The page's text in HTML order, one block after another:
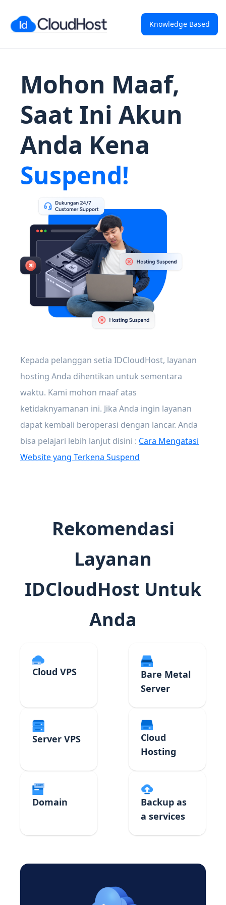
Knowledge Based
Mohon Maaf,
Saat Ini Akun
Anda Kena
Suspend!
Kepada pelanggan setia IDCloudHost, layanan
hosting Anda dihentikan untuk sementara
waktu. Kami mohon maaf atas
ketidaknyamanan ini. Jika Anda ingin layanan
dapat kembali beroperasi dengan lancar. Anda
bisa pelajari lebih lanjut disini : Cara Mengatasi
Website yang Terkena Suspend
Rekomendasi
Layanan
IDCloudHost Untuk
Anda
Cloud VPS
Bare Metal
Server
Server VPS
Cloud
Hosting
Domain
Backup as
a services